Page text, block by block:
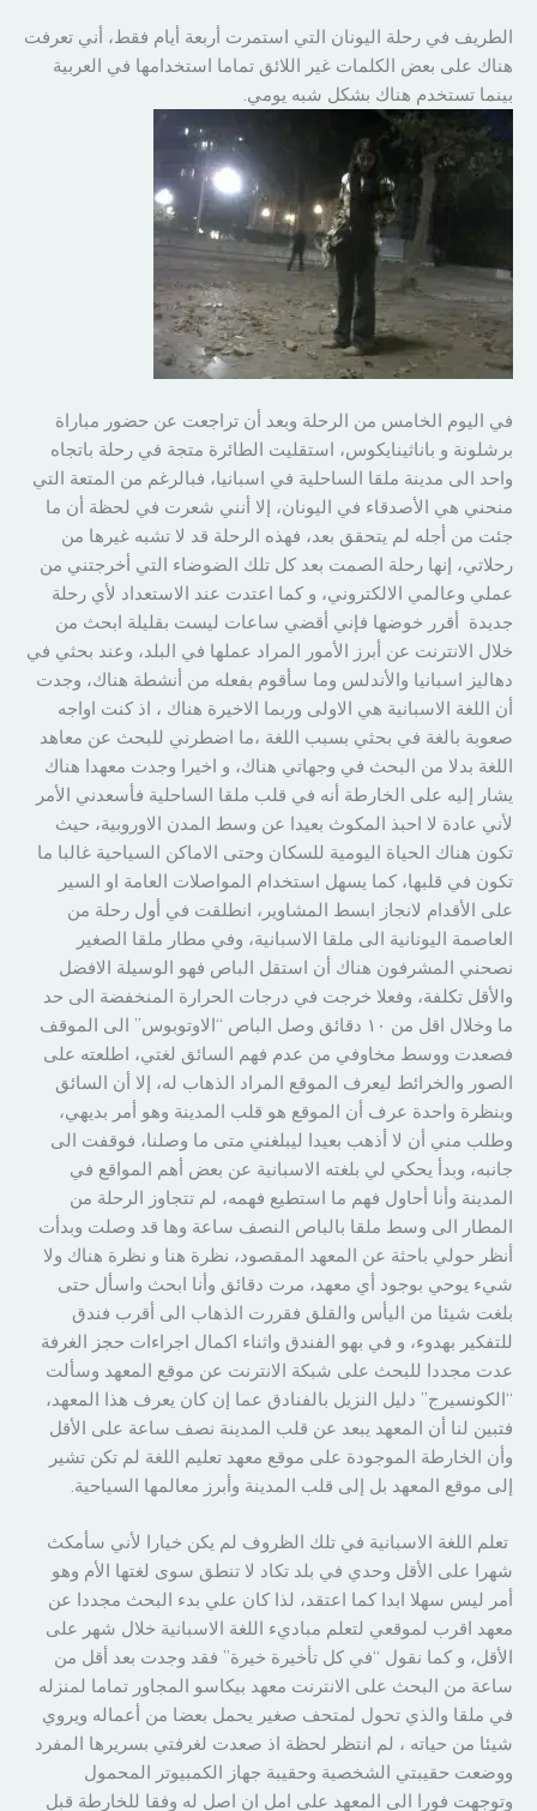
الطريف في رحلة اليونان التي استمرت أربعة أيام فقط، أني تعرفت
هناك على بعض الكلمات غير اللائق تماما استخدامها في العربية
بينما تستخدم هناك بشكل شبه يومي.
في اليوم الخامس من الرحلة وبعد أن تراجعت عن حضور مباراة
برشلونة و باناثينايكوس، استقليت الطائرة متجة في رحلة باتجاه
واحد الى مدينة ملقا الساحلية في اسبانيا، فبالرغم من المتعة التي
منحني هي الأصدقاء في اليونان، إلا أنني شعرت في لحظة أن ما
جئت من أجله لم يتحقق بعد، فهذه الرحلة قد لا تشبه غيرها من
رحلاتي، إنها رحلة الصمت بعد كل تلك الضوضاء التي أخرجتني من
عملي وعالمي الالكتروني، و كما اعتدت عند الاستعداد لأي رحلة
جديدة أقرر خوضها فإني أقضي ساعات ليست بقليلة ابحث من
خلال الانترنت عن أبرز الأمور المراد عملها في البلد، وعند بحثي في
دهاليز اسبانيا والأندلس وما سأقوم بفعله من أنشطة هناك، وجدت
أن اللغة الاسبانية هي الاولى وربما الاخيرة هناك ، اذ كنت اواجه
صعوبة بالغة في بحثي بسبب اللغة ،ما اضطرني للبحث عن معاهد
اللغة بدلا من البحث في وجهاتي هناك، و اخيرا وجدت معهدا هناك
يشار إليه على الخارطة أنه في قلب ملقا الساحلية فأسعدني الأمر
لأني عادة لا احبذ المكوث بعيدا عن وسط المدن الاوروبية، حيث
تكون هناك الحياة اليومية للسكان وحتى الاماكن السياحية غالبا ما
تكون في قلبها، كما يسهل استخدام المواصلات العامة او السير
على الأقدام لانجاز ابسط المشاوير، انطلقت في أول رحلة من
العاصمة اليونانية الى ملقا الاسبانية، وفي مطار ملقا الصغير
نصحني المشرفون هناك أن استقل الباص فهو الوسيلة الافضل
والأقل تكلفة، وفعلا خرجت في درجات الحرارة المنخفضة الى حد
ما وخلال اقل من ١٠ دقائق وصل الباص “الاوتوبوس” الى الموقف
فصعدت ووسط مخاوفي من عدم فهم السائق لغتي، اطلعته على
الصور والخرائط ليعرف الموقع المراد الذهاب له، إلا أن السائق
وبنظرة واحدة عرف أن الموقع هو قلب المدينة وهو أمر بديهي،
وطلب مني أن لا أذهب بعيدا ليبلغني متى ما وصلنا، فوقفت الى
جانبه، وبدأ يحكي لي بلغته الاسبانية عن بعض أهم المواقع في
المدينة وأنا أحاول فهم ما استطيع فهمه، لم تتجاوز الرحلة من
المطار الى وسط ملقا بالباص النصف ساعة وها قد وصلت وبدأت
أنظر حولي باحثة عن المعهد المقصود، نظرة هنا و نظرة هناك ولا
شيء يوحي بوجود أي معهد، مرت دقائق وأنا ابحث واسأل حتى
بلغت شيئا من اليأس والقلق فقررت الذهاب الى أقرب فندق
للتفكير بهدوء، و في بهو الفندق واثناء اكمال اجراءات حجز الغرفة
عدت مجددا للبحث على شبكة الانترنت عن موقع المعهد وسألت
“الكونسيرج” دليل النزيل بالفنادق عما إن كان يعرف هذا المعهد،
فتبين لنا أن المعهد يبعد عن قلب المدينة نصف ساعة على الأقل
وأن الخارطة الموجودة على موقع معهد تعليم اللغة لم تكن تشير
إلى موقع المعهد بل إلى قلب المدينة وأبرز معالمها السياحية.
تعلم اللغة الاسبانية في تلك الظروف لم يكن خيارا لأني سأمكث
شهرا على الأقل وحدي في بلد تكاد لا تنطق سوى لغتها الأم وهو
أمر ليس سهلا ابدا كما اعتقد، لذا كان علي بدء البحث مجددا عن
معهد اقرب لموقعي لتعلم مباديء اللغة الاسبانية خلال شهر على
الأقل، و كما نقول “في كل تأخيرة خيرة” فقد وجدت بعد أقل من
ساعة من البحث على الانترنت معهد بيكاسو المجاور تماما لمنزله
في ملقا والذي تحول لمتحف صغير يحمل بعضا من أعماله ويروي
شيئا من حياته ، لم انتظر لحظة اذ صعدت لغرفتي بسريرها المفرد
ووضعت حقيبتي الشخصية وحقيبة جهاز الكمبيوتر المحمول
وتوجهت فورا الى المعهد على امل ان اصل له وفقا للخارطة قبل